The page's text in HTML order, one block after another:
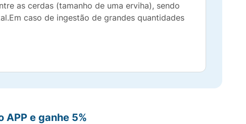
as cerdas (tamanho de uma erviha), sendo
caso de ingestão de grandes quantidades
APP e ganhe 5%